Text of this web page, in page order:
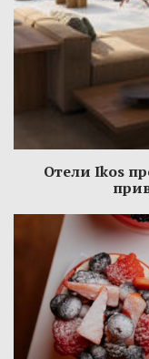
Отели Ikos